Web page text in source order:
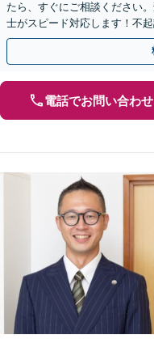
たら、すぐにご相談ください
士がスピード対応します！不
動を行います。
電話でお問い合わせ